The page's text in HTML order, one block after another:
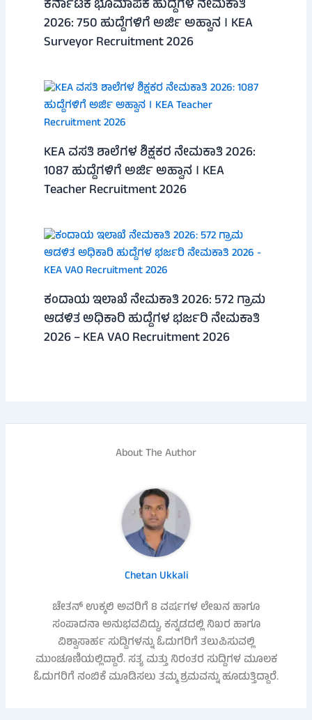
ಕರ್ನಾಟಕ ಭೂಮಾಪಕ ಹುದ್ದೆಗಳ ನೇಮಕಾತಿ
2026: 750 ಹುದ್ದೆಗಳಿಗೆ ಅರ್ಜಿ ಅಹ್ವಾನ । KEA
Surveyor Recruitment 2026
KEA ವಸತಿ ಶಾಲೆಗಳ ಶಿಕ್ಷಕರ ನೇಮಕಾತಿ 2026:
1087 ಹುದ್ದೆಗಳಿಗೆ ಅರ್ಜಿ ಅಹ್ವಾನ । KEA
Teacher Recruitment 2026
ಕಂದಾಯ ಇಲಾಖೆ ನೇಮಕಾತಿ 2026: 572 ಗ್ರಾಮ
ಆಡಳಿತ ಅಧಿಕಾರಿ ಹುದ್ದೆಗಳ ಭರ್ಜರಿ ನೇಮಕಾತಿ
2026 – KEA VAO Recruitment 2026
About The Author
Chetan Ukkali
ಚೇತನ್ ಉಕ್ಕಲಿ ಅವರಿಗೆ 8 ವರ್ಷಗಳ ಲೇಖನ ಹಾಗೂ
ಸಂಪಾದನಾ ಅನುಭವವಿದ್ದು, ಕನ್ನಡದಲ್ಲಿ ನಿಖರ ಹಾಗೂ
ವಿಶ್ವಾಸಾರ್ಹ ಸುದ್ದಿಗಳನ್ನು ಓದುಗರಿಗೆ ತಲುಪಿಸುವಲ್ಲಿ
ಮುಂಚೂಣಿಯಲ್ಲಿದ್ದಾರೆ. ಸತ್ಯ ಮತ್ತು ನಿರಂತರ ಸುದ್ದಿಗಳ ಮೂಲಕ
ಓದುಗರಿಗೆ ನಂಬಿಕೆ ಮೂಡಿಸಲು ತಮ್ಮ ಶ್ರಮವನ್ನು ಹೂಡುತ್ತಿದ್ದಾರೆ.